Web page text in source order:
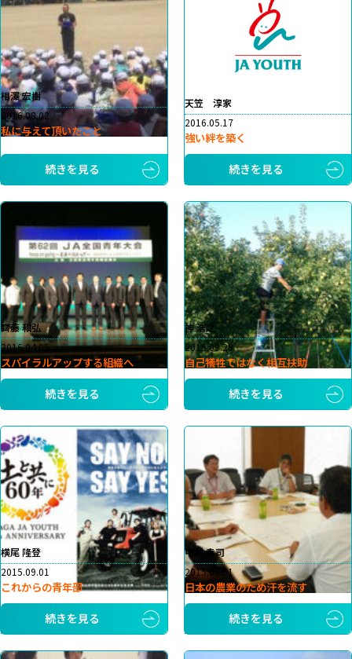
相澤 宏樹
2016.08.02
私に与えて頂いたこと
続きを見る
天笠 淳家
2016.05.17
強い絆を築く
続きを見る
齊藤 和弘
2016.04.05
スパイラルアップする組織へ
続きを見る
神 浩之
2015.09.29
自己犠牲ではなく相互扶助
続きを見る
横尾 隆登
2015.09.01
これからの青年部
続きを見る
中村 幸司
2015.09.01
日本の農業のため汗を流す
続きを見る